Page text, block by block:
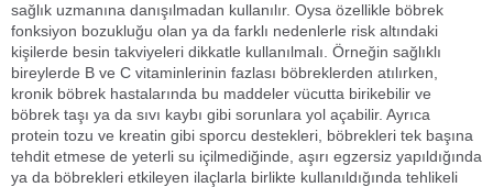
sağlık uzmanına danışılmadan kullanılır. Oysa özellikle böbrek
fonksiyon bozukluğu olan ya da farklı nedenlerle risk altındaki
kişilerde besin takviyeleri dikkatle kullanılmalı. Örneğin sağlıklı
bireylerde B ve C vitaminlerinin fazlası böbreklerden atılırken,
kronik böbrek hastalarında bu maddeler vücutta birikebilir ve
böbrek taşı ya da sıvı kaybı gibi sorunlara yol açabilir. Ayrıca
protein tozu ve kreatin gibi sporcu destekleri, böbrekleri tek başına
tehdit etmese de yeterli su içilmediğinde, aşırı egzersiz yapıldığında
ya da böbrekleri etkileyen ilaçlarla birlikte kullanıldığında tehlikeli